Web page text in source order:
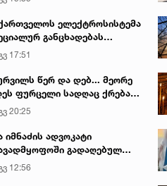
ელექტროსისტემა
განცხადებას
17:51
წერ და დებ... მეორე
ფურცელი სადღაც ქრება
სურვილი სრულდება...“ -
ტაძარი შიდა
20:25
იმნაძის ადვოკატი
გადაღებულ
ავრცელებს
12:56